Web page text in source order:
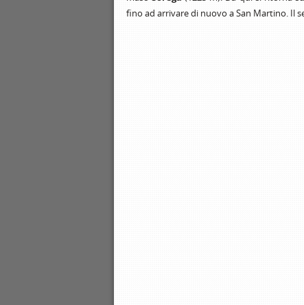
fino ad arrivare di nuovo a San Martino. Il